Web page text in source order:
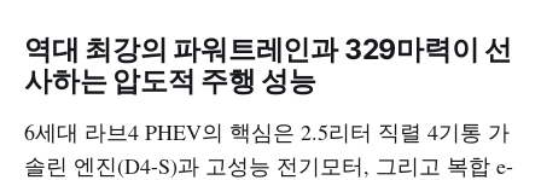
역대 최강의 파워트레인과 329마력이 선
사하는 압도적 주행 성능
6세대 라브4 PHEV의 핵심은 2.5리터 직렬 4기통 가
솔린 엔진(D4-S)과 고성능 전기모터, 그리고 복합 e-